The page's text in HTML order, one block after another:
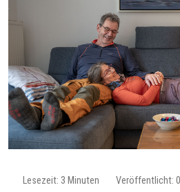
Lesezeit: 3 Minuten Veröffentlicht: